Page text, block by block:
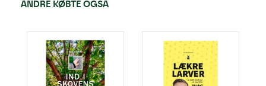
ANDRE KØBTE OGSÅ